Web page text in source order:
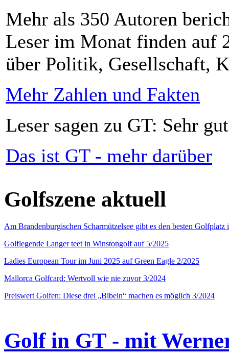
Mehr als 350 Autoren
Leser im Monat finden auf
über Politik, Gesellschaft,
Mehr Zahlen und Fakten
Leser sagen zu GT: Sehr
Das ist GT - mehr darüber
Golfszene aktuell
Am Brandenburgischen Scharmützelsee gibt es den besten
Golflegende Langer teet in Winstongolf auf 5/2025
Ladies European Tour im Juni 2025 auf Green Eagle 2/2025
Mallorca Golfcard: Wertvoll wie nie zuvor 3/2024
Preiswert Golfen: Diese drei „Bibeln“ machen es möglich 3/2024
Golf in GT - mit